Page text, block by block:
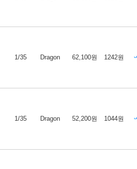
1/35 Dragon 62,100원 1242원
1/35 Dragon 52,200원 1044원